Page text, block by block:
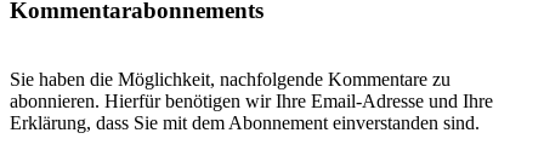
Kommentarabonnements
Sie haben die Möglichkeit, nachfolgende Kommentare zu
abonnieren. Hierfür benötigen wir Ihre Email-Adresse und Ihre
Erklärung, dass Sie mit dem Abonnement einverstanden sind.